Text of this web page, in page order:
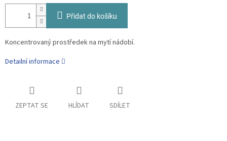
Přidat do košíku
Koncentrovaný prostředek na mytí nádobí.
Detailní informace
ZEPTAT SE HLÍDAT SDÍLET